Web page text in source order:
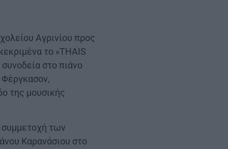
Αγρινίου προς
το «THAIS
στο πιάνο
Φέργκασον,
της μουσικής
συμμετοχή των
Καρανάσιου στο